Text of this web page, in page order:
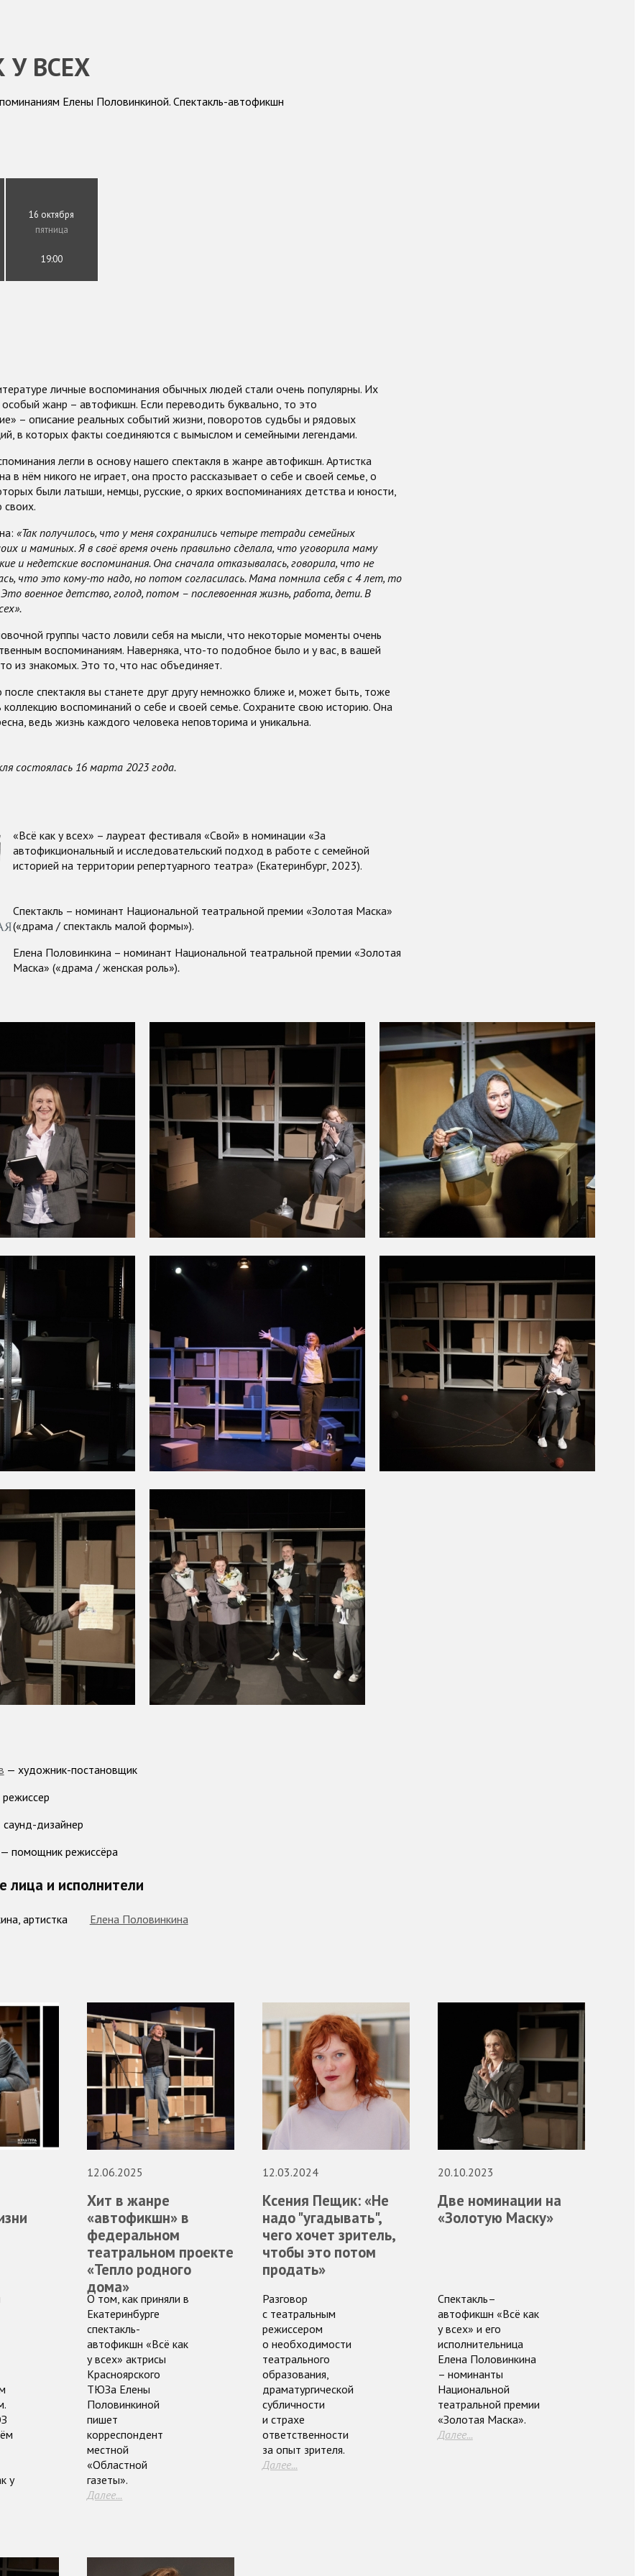
У ВСЕХ
Елены Половинкиной. Спектакль-автофикшн
16 октября
пятница
19:00
личные воспоминания обычных людей стали очень популярны. Их
жанр – автофикшн. Если переводить буквально, то это
– описание реальных событий жизни, поворотов судьбы и рядовых
в которых факты соединяются с вымыслом и семейными легендами.
легли в основу нашего спектакля в жанре автофикшн. Артистка
в нём никого не играет, она просто рассказывает о себе и своей семье, о
были латыши, немцы, русские, о ярких воспоминаниях детства и юности,
своих.
«Так получилось, что у меня сохранились четыре тетради семейных
и маминых. Я в своё время очень правильно сделала, что уговорила маму
и недетские воспоминания. Она сначала отказывалась, говорила, что не
что это кому-то надо, но потом согласилась. Мама помнила себя с 4 лет, то
военное детство, голод, потом – послевоенная жизнь, работа, дети. В
группы часто ловили себя на мысли, что некоторые моменты очень
воспоминаниям. Наверняка, что-то подобное было и у вас, в вашей
из знакомых. Это то, что нас объединяет.
спектакля вы станете друг другу немножко ближе и, может быть, тоже
коллекцию воспоминаний о себе и своей семье. Сохраните свою историю. Она
ведь жизнь каждого человека неповторима и уникальна.
состоялась 16 марта 2023 года.
«Всё как у всех» – лауреат фестиваля «Свой» в номинации «За
автофикциональный и исследовательский подход в работе с семейной
историей на территории репертуарного театра» (Екатеринбург, 2023).
Спектакль – номинант Национальной театральной премии «Золотая Маска»
(«драма / спектакль малой формы»).
Елена Половинкина – номинант Национальной театральной премии «Золотая
Маска» («драма / женская роль»).
— художник-постановщик
дизайнер
помощник режиссёра
и исполнители
артистка Елена Половинкина
у
12.06.2025
Хит в жанре
«автофикшн» в
федеральном
театральном проекте
«Тепло родного
дома»
О том, как приняли в
Екатеринбурге
спектакль-
автофикшн «Всё как
у всех» актрисы
Красноярского
ТЮЗа Елены
Половинкиной
пишет
корреспондент
местной
«Областной
газеты».
Далее...
12.03.2024
Ксения Пещик: «Не
надо "угадывать",
чего хочет зритель,
чтобы это потом
продать»
Разговор
с театральным
режиссером
о необходимости
театрального
образования,
драматургической
субличности
и страхе
ответственности
за опыт зрителя.
Далее...
20.10.2023
Две номинации на
«Золотую Маску»
Спектакль–
автофикшн «Всё как
у всех» и его
исполнительница
Елена Половинкина
– номинанты
Национальной
театральной премии
«Золотая Маска».
Далее...